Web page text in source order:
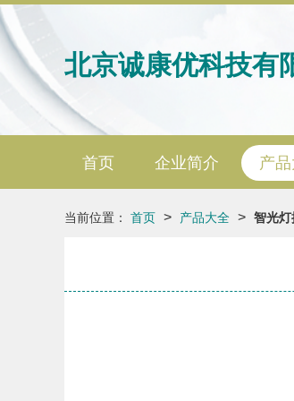
北京诚康优科技有
首页 企业简介 产
当前位置： 首页 > 产品大全 > 智光